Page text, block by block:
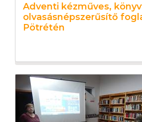
Adventi kézműves,
olvasásnépszerűsítő
Pötrétén